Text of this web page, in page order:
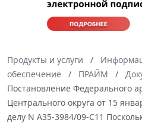
Продукты и услуги
обеспечение
ПРАЙМ
Постановление Федерального
Центрального округа от 15
делу N А35-3984/09-С11